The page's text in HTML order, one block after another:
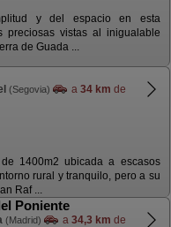
y del espacio en esta
preciosas vistas al inigualable
de Guada ...
(Segovia) a 34 km de
1400m2 ubicada a escasos
rural y tranquilo, pero a su
Raf ...
Poniente
(Madrid) a 34,3 km de